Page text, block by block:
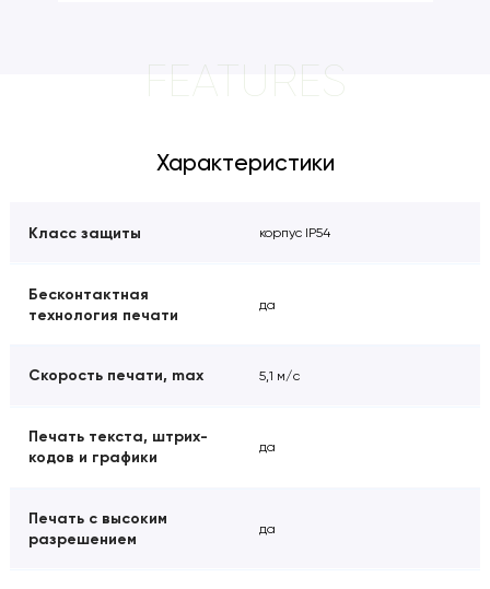
FEATURES
Характеристики
Класс защиты корпус IP54
Бесконтактная
технология печати
да
Скорость печати, max 5,1 м/с
Печать текста, штрих-
кодов и графики
да
Печать с высоким
разрешением
да